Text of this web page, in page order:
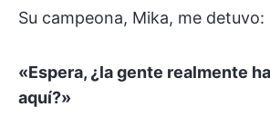
Su campeona, Mika, me detuvo:
«Espera, ¿la gente realmente
aquí?»